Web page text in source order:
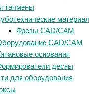
Фрезы CAD/CAM
CAD/CAM
основания
десны
для оборудования